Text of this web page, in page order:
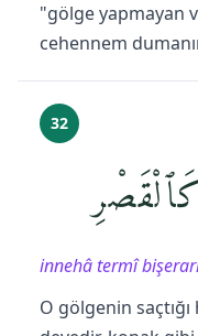
"gölge yapmayan
cehennem
32
innehâ termî
O gölgenin saçtığı